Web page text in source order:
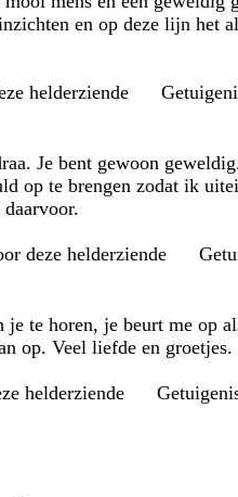
en op deze lijn het
Je bent gewoon
op te brengen zodat ik
te horen, je beurt me op
op. Veel liefde en groetjes.